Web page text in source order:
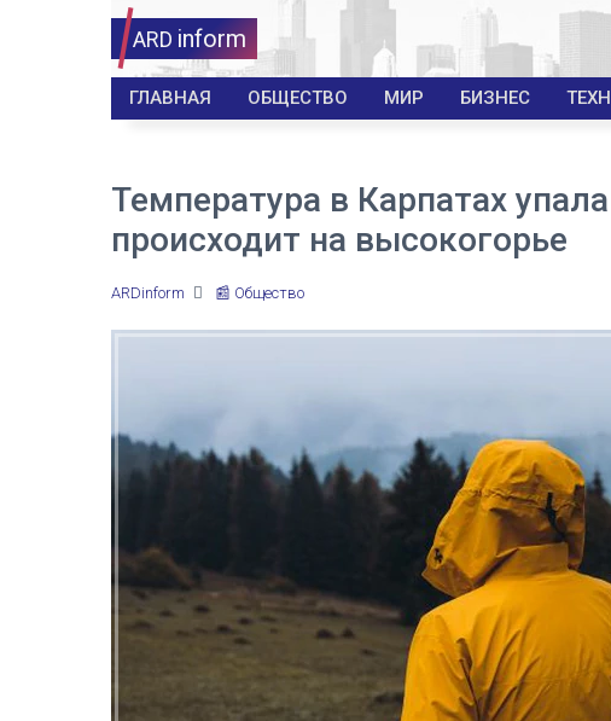
ARD inform
ГЛАВНАЯ ОБЩЕСТВО МИР БИЗНЕС
Температура в Карпатах
происходит на высокогорье
ARDinform 📰 Общество